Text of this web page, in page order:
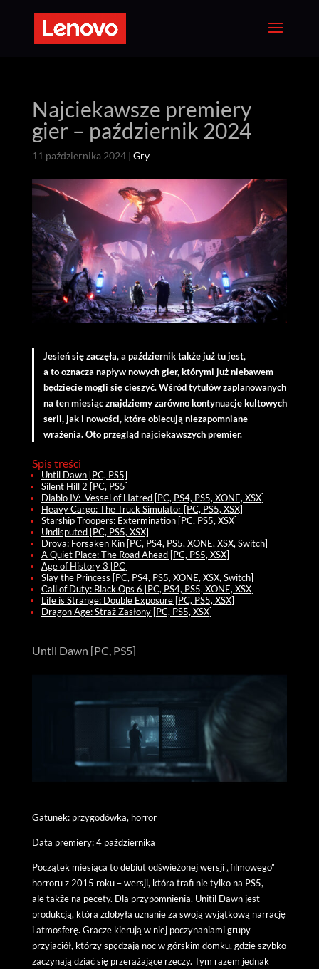
Najciekawsze premiery
gier – październik 2024
11 października 2024| Gry
Jesień się zaczęła, a październik także już tu jest,
a to oznacza napływ nowych gier, którymi już niebawem
będziecie mogli się cieszyć. Wśród tytułów zaplanowanych
na ten miesiąc znajdziemy zarówno kontynuacje kultowych
serii, jak i nowości, które obiecują niezapomniane
wrażenia. Oto przegląd najciekawszych premier.
Spis treści
Until Dawn [PC, PS5]
Silent Hill 2 [PC, PS5]
Diablo IV: Vessel of Hatred [PC, PS4, PS5, XONE, XSX]
Heavy Cargo: The Truck Simulator [PC, PS5, XSX]
Starship Troopers: Extermination [PC, PS5, XSX]
Undisputed [PC, PS5, XSX]
Drova: Forsaken Kin [PC, PS4, PS5, XONE, XSX, Switch]
A Quiet Place: The Road Ahead [PC, PS5, XSX]
Age of History 3 [PC]
Slay the Princess [PC, PS4, PS5, XONE, XSX, Switch]
Call of Duty: Black Ops 6 [PC, PS4, PS5, XONE, XSX]
Life is Strange: Double Exposure [PC, PS5, XSX]
Dragon Age: Straż Zasłony [PC, PS5, XSX]
Until Dawn [PC, PS5]
Gatunek: przygodówka, horror
Data premiery: 4 października
Początek miesiąca to debiut odświeżonej wersji „filmowego”
horroru z 2015 roku – wersji, która trafi nie tylko na PS5,
ale także na pecety. Dla przypomnienia, Unitil Dawn jest
produkcją, która zdobyła uznanie za swoją wyjątkową narrację
i atmosferę. Gracze kierują w niej poczynaniami grupy
przyjaciół, którzy spędzają noc w górskim domku, gdzie szybko
zaczynają dziać się przerażające rzeczy. Tym razem jednak